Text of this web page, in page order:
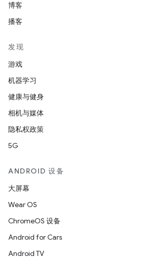
博客
播客
发现
游戏
机器学习
健康与健身
相机与媒体
隐私权政策
5G
ANDROID 设备
大屏幕
Wear OS
ChromeOS 设备
Android for Cars
Android TV